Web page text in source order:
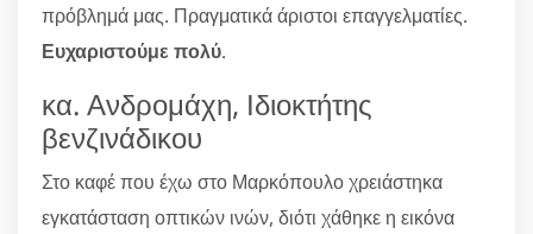
πρόβλημά μας. Πραγματικά άριστοι επαγγελματίες.
Ευχαριστούμε πολύ.
κα. Ανδρομάχη, Ιδιοκτήτης
βενζινάδικου
Στο καφέ που έχω στο Μαρκόπουλο χρειάστηκα
εγκατάσταση οπτικών ινών, διότι χάθηκε η εικόνα